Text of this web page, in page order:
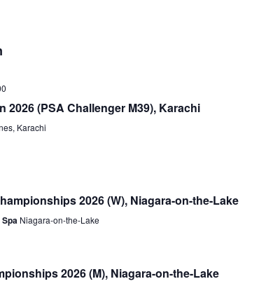
2026 (PSA Challenger M39), Karachi
Karachi
2026 (W), Niagara-on-the-Lake
Niagara-on-the-Lake
2026 (M), Niagara-on-the-Lake